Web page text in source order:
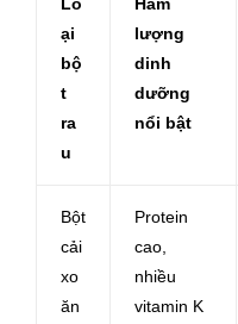
ại
bộ
t
ra
u
lượng
dinh
dưỡng
nổi bật
Bột
cải
xo
ăn
Protein
cao,
nhiều
vitamin K